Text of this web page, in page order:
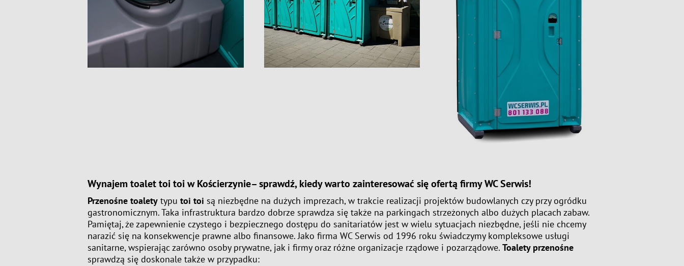
Wynajem toalet toi toi w Kościerzynie– sprawdź, kiedy warto zainteresować się ofertą firmy WC Serwis!
Przenośne toalety typu toi toi są niezbędne na dużych imprezach, w trakcie realizacji projektów budowlanych czy przy ogródku
gastronomicznym. Taka infrastruktura bardzo dobrze sprawdza się także na parkingach strzeżonych albo dużych placach zabaw.
Pamiętaj, że zapewnienie czystego i bezpiecznego dostępu do sanitariatów jest w wielu sytuacjach niezbędne, jeśli nie chcemy
narazić się na konsekwencje prawne albo finansowe. Jako firma WC Serwis od 1996 roku świadczymy kompleksowe usługi
sanitarne, wspierając zarówno osoby prywatne, jak i firmy oraz różne organizacje rządowe i pozarządowe. Toalety przenośne
sprawdzą się doskonale także w przypadku: